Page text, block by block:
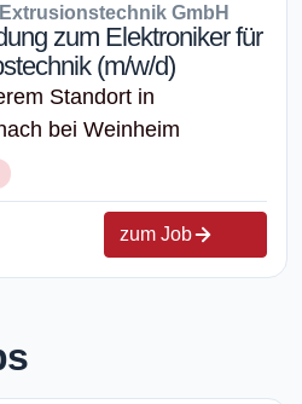
GmbH
zum Elektroniker für
(m/w/d)
Standort in
bei Weinheim
zum Job